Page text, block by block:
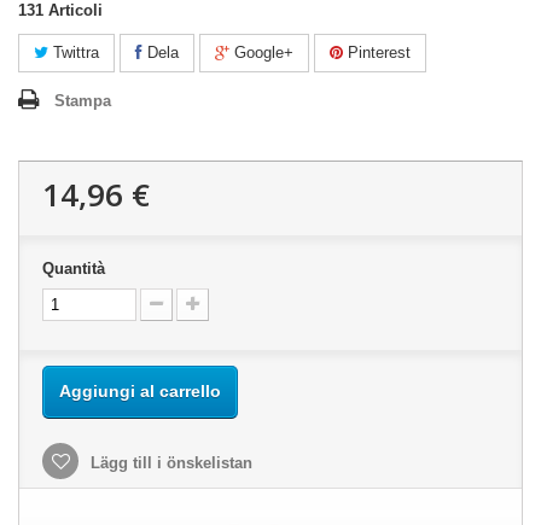
131 Articoli
Twittra Dela Google+ Pinterest
Stampa
14,96 €
Quantità
Aggiungi al carrello
Lägg till i önskelistan